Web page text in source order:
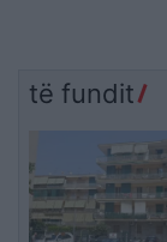
të fundit